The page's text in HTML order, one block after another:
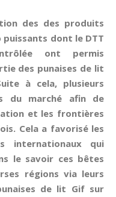
des des produits
dont le DTT
ont permis
des punaises de lit
à cela, plusieurs
du marché afin de
et les frontières
Cela a favorisé les
internationaux qui
le savoir ces bêtes
régions via leurs
de lit Gif sur